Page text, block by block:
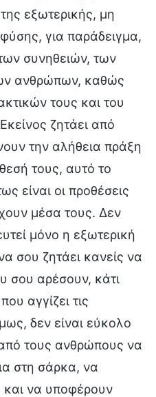
εξωτερικής, μη
για παράδειγμα,
συνηθειών, των
ανθρώπων, καθώς
τους και του
ζητάει από
την αλήθεια πράξη
τους, αυτό το
είναι οι προθέσεις
μέσα τους. Δεν
μόνο η εξωτερική
σου ζητάει κανείς να
σου αρέσουν, κάτι
αγγίζει τις
δεν είναι εύκολο
τους ανθρώπους να
στη σάρκα, να
να υποφέρουν